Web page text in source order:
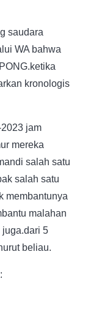
saudara
WA bahwa
kronologis
jam
mereka
salah satu
salah satu
membantunya
malahan
juga.dari 5
beliau.